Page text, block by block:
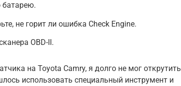
батарею.
не горит ли ошибка Check Engine.
OBD-II.
на Toyota Camry, я долго не мог открутить
использовать специальный инструмент и